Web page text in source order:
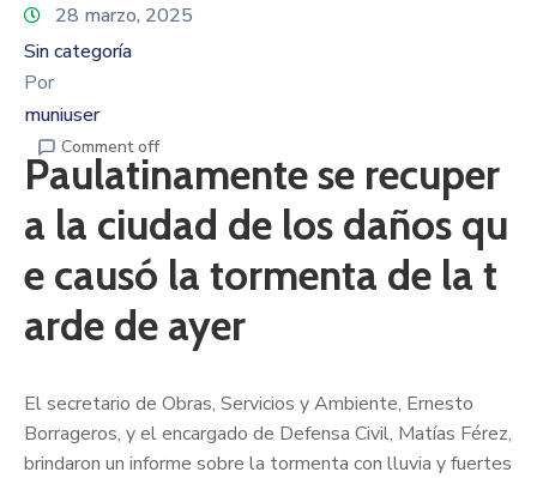
28 marzo, 2025
Sin categoría
Por
muniuser
Comment off
Paulatinamente se recuper
a la ciudad de los daños qu
e causó la tormenta de la t
arde de ayer
El secretario de Obras, Servicios y Ambiente, Ernesto
Borrageros, y el encargado de Defensa Civil, Matías Férez,
brindaron un informe sobre la tormenta con lluvia y fuertes